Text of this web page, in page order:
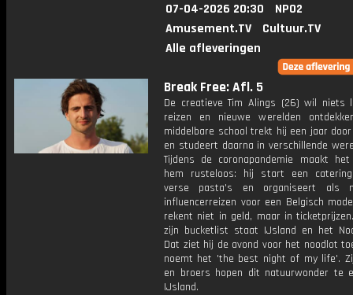
07-04-2026 20:30
NPO2
Amusement.TV
Cultuur.TV
Alle afleveringen
Break Free: Afl. 5
De creatieve Tim Alings (26) wil niets
reizen en nieuwe werelden
middelbare school trekt hij een jaar
en studeert daarna in verschillende
Tijdens de coronapandemie maakt
hem rusteloos: hij start een
verse pasta's en organiseert als
influencerreizen voor een Belgisch
rekent niet in geld, maar in
zijn bucketlist staat IJsland en het
Dat ziet hij de avond voor het noodlot
noemt het 'the best night of my life'.
en broers hopen dit natuurwonder te
IJsland.